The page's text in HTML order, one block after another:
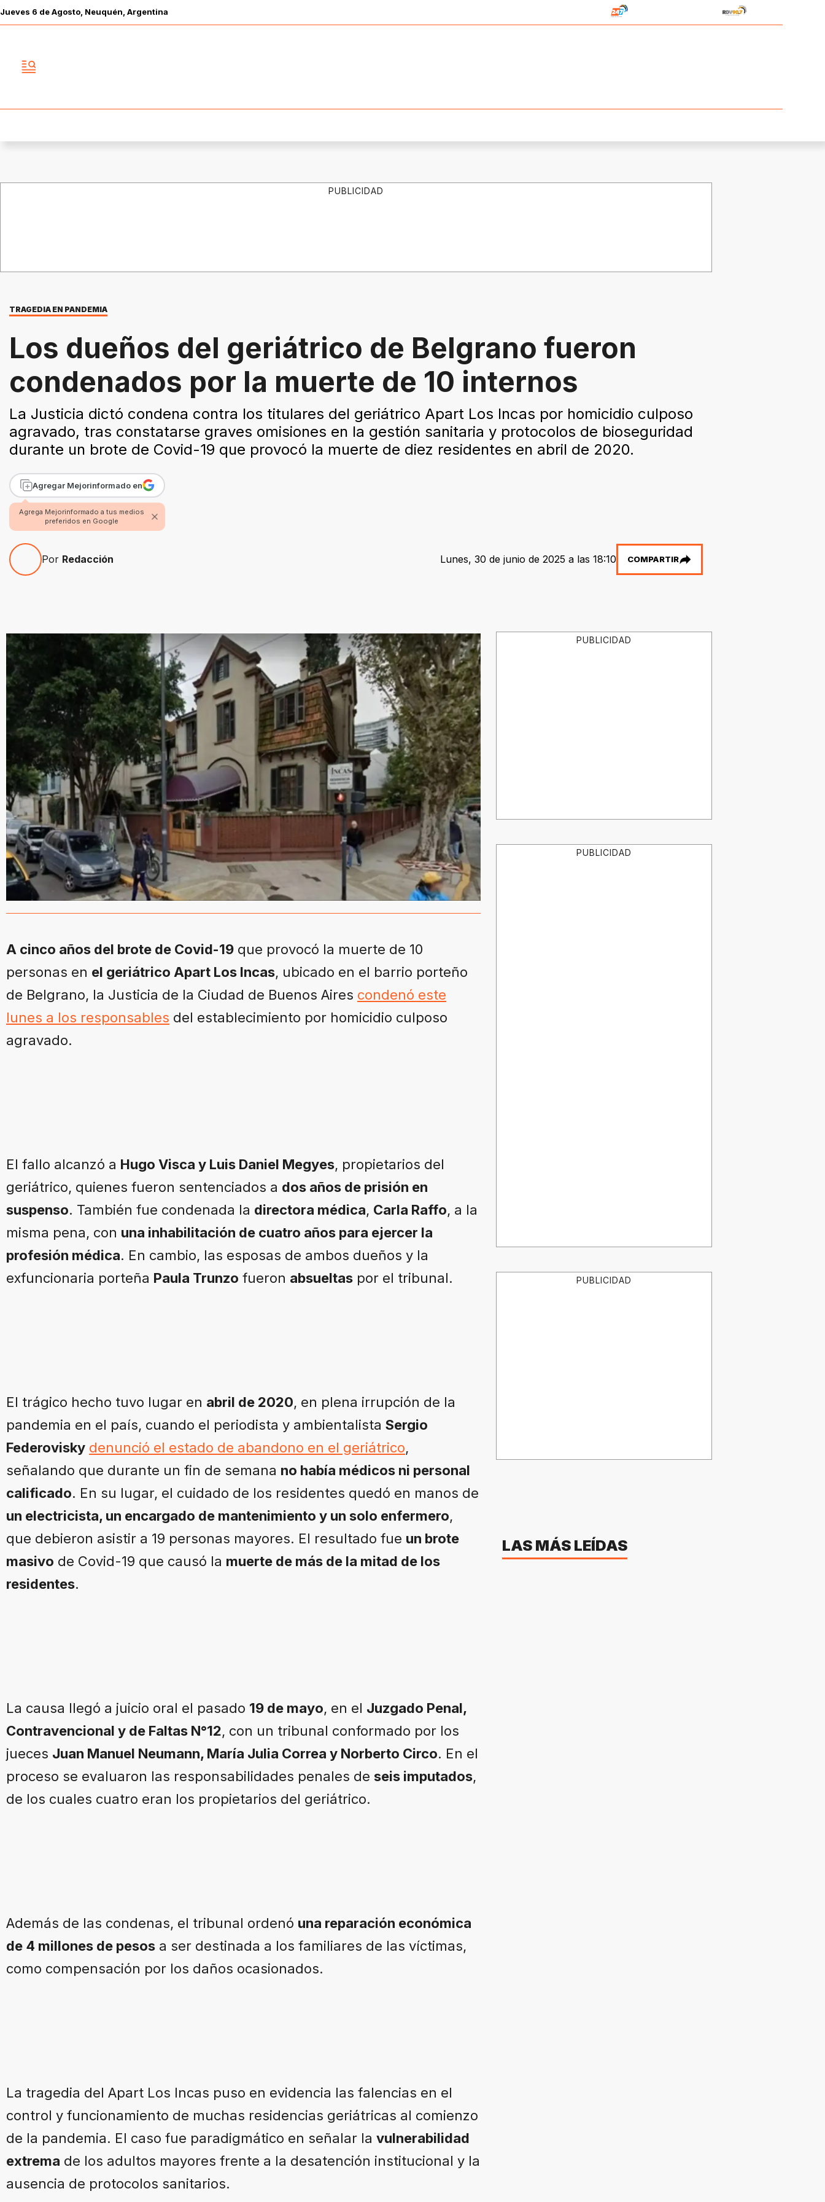
Jueves 6 deAgosto , Neuquén, Argentina
PUBLICIDAD
TRAGEDIA EN PANDEMIA
Los dueños del geriátrico de Belgrano fueron
condenados por la muerte de 10 internos
La Justicia dictó condena contra los titulares del geriátrico Apart Los Incas por homicidio culposo
agravado, tras constatarse graves omisiones en la gestión sanitaria y protocolos de bioseguridad
durante un brote de Covid-19 que provocó la muerte de diez residentes en abril de 2020.
Agregar Mejorinformado en
Agrega Mejorinformado a tus medios
preferidos en Google
Por Redacción Lunes, 30 de junio de 2025 a las 18:10 COMPARTIR
A cinco años del brote de Covid-19 que provocó la muerte de 10
personas en el geriátrico Apart Los Incas, ubicado en el barrio porteño
de Belgrano, la Justicia de la Ciudad de Buenos Aires condenó este
lunes a los responsables del establecimiento por homicidio culposo
agravado.
El fallo alcanzó a Hugo Visca y Luis Daniel Megyes, propietarios del
geriátrico, quienes fueron sentenciados a dos años de prisión en
suspenso. También fue condenada la directora médica, Carla Raffo, a la
misma pena, con una inhabilitación de cuatro años para ejercer la
profesión médica. En cambio, las esposas de ambos dueños y la
exfuncionaria porteña Paula Trunzo fueron absueltas por el tribunal.
El trágico hecho tuvo lugar en abril de 2020, en plena irrupción de la
pandemia en el país, cuando el periodista y ambientalista Sergio
Federovisky denunció el estado de abandono en el geriátrico,
señalando que durante un fin de semana no había médicos ni personal
calificado. En su lugar, el cuidado de los residentes quedó en manos de
un electricista, un encargado de mantenimiento y un solo enfermero,
que debieron asistir a 19 personas mayores. El resultado fue un brote
masivo de Covid-19 que causó la muerte de más de la mitad de los
residentes.
La causa llegó a juicio oral el pasado 19 de mayo, en el Juzgado Penal,
Contravencional y de Faltas N°12, con un tribunal conformado por los
jueces Juan Manuel Neumann, María Julia Correa y Norberto Circo. En el
proceso se evaluaron las responsabilidades penales de seis imputados,
de los cuales cuatro eran los propietarios del geriátrico.
Además de las condenas, el tribunal ordenó una reparación económica
de 4 millones de pesos a ser destinada a los familiares de las víctimas,
como compensación por los daños ocasionados.
La tragedia del Apart Los Incas puso en evidencia las falencias en el
control y funcionamiento de muchas residencias geriátricas al comienzo
de la pandemia. El caso fue paradigmático en señalar la vulnerabilidad
extrema de los adultos mayores frente a la desatención institucional y la
ausencia de protocolos sanitarios.
PUBLICIDAD
PUBLICIDAD
PUBLICIDAD
LAS MÁS LEÍDAS